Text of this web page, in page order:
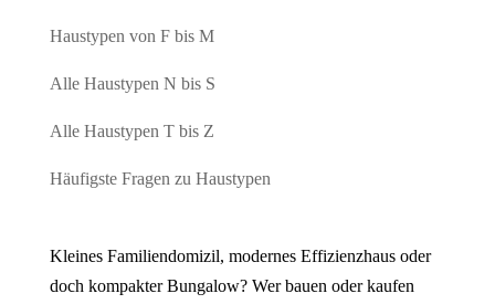
Haustypen von F bis M
Alle Haustypen N bis S
Alle Haustypen T bis Z
Häufigste Fragen zu Haustypen
Kleines Familiendomizil, modernes Effizienzhaus oder
doch kompakter Bungalow? Wer bauen oder kaufen